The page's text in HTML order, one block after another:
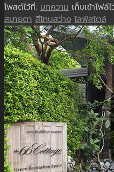
โพสต์ไว้ที่: บทความ เก็บเข้าไฟล์
สบายตา สีโทนสว่าง ไลฟ์สไตล์